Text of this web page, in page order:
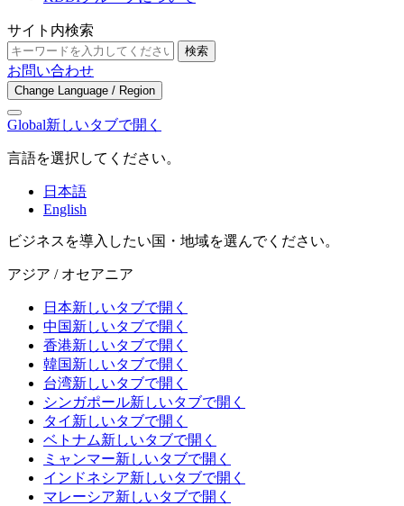
サイト内検索
検索
お問い合わせ
Change Language / Region
Global新しいタブで開く
言語を選択してください。
日本語
English
ビジネスを導入したい国・地域を選んでください。
アジア / オセアニア
日本新しいタブで開く
中国新しいタブで開く
香港新しいタブで開く
韓国新しいタブで開く
台湾新しいタブで開く
シンガポール新しいタブで開く
タイ 新しいタブで開く
ベトナム新しいタブで開く
ミャンマー新しいタブで開く
インドネシア新しいタブで開く
マレーシア新しいタブで開く